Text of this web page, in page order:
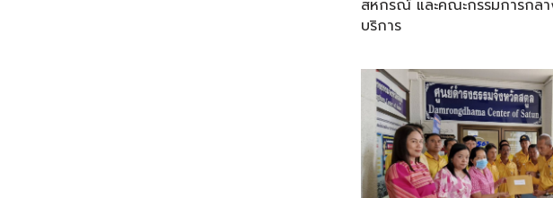
สหกรณ์ และคณะกรรมการกลา
บริการ